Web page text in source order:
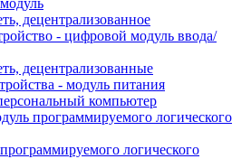
децентрализованное
- цифровой модуль ввода/
децентрализованные
- модуль питания
компьютер
программируемого логического
логического